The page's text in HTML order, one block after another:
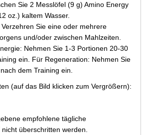
Sie 2 Messlöfel (9 g) Amino Energy
oz.) kaltem Wasser.
Sie eine oder mehrere
und/oder zwischen Mahlzeiten.
Nehmen Sie 1-3 Portionen 20-30
ein. Für Regeneration: Nehmen Sie
dem Training ein.
(auf das Bild klicken zum Vergrößern):
empfohlene tägliche
überschritten werden.